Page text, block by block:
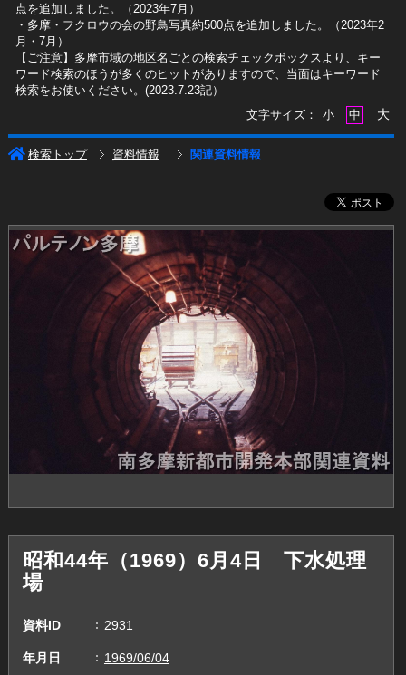
点を追加しました。（2023年7月）
・多摩・フクロウの会の野鳥写真約500点を追加しました。（2023年2
月・7月）
【ご注意】多摩市域の地区名ごとの検索チェックボックスより、キー
ワード検索のほうが多くのヒットがありますので、当面はキーワード
検索をお使いください。(2023.7.23記）
文字サイズ：
小 中 大
検索トップ 資料情報 関連資料情報
昭和44年（1969）6月4日 下水処理
場
資料ID 2931
年月日 1969/06/04